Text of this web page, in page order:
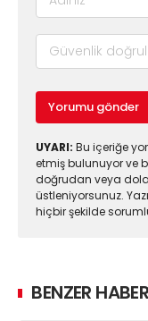
Yorumu gönder
UYARI: Bu içeriğe
etmiş bulunuyor ve
doğrudan veya
üstleniyorsunuz.
hiçbir şekilde
BENZER